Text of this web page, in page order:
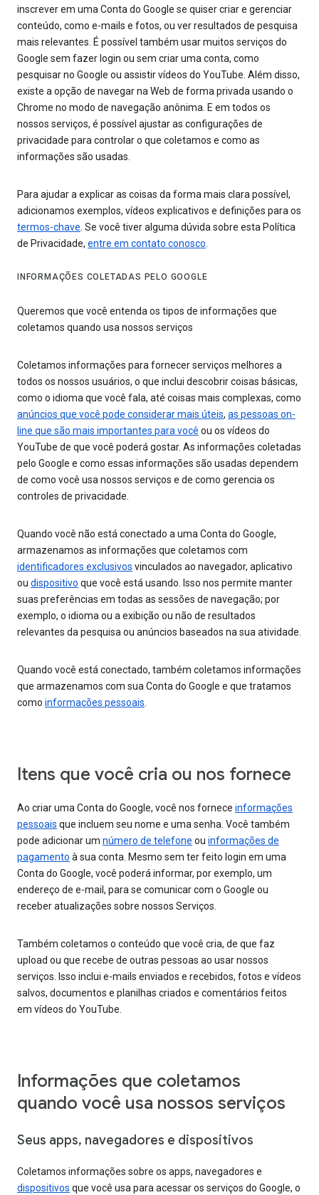
inscrever em uma Conta do Google se quiser criar e gerenciar
conteúdo, como e-mails e fotos, ou ver resultados de pesquisa
mais relevantes. É possível também usar muitos serviços do
Google sem fazer login ou sem criar uma conta, como
pesquisar no Google ou assistir vídeos do YouTube. Além disso,
existe a opção de navegar na Web de forma privada usando o
Chrome no modo de navegação anônima. E em todos os
nossos serviços, é possível ajustar as configurações de
privacidade para controlar o que coletamos e como as
informações são usadas.
Para ajudar a explicar as coisas da forma mais clara possível,
adicionamos exemplos, vídeos explicativos e definições para os
termos-chave. Se você tiver alguma dúvida sobre esta Política
de Privacidade, entre em contato conosco.
INFORMAÇÕES COLETADAS PELO GOOGLE
Queremos que você entenda os tipos de informações que
coletamos quando usa nossos serviços
Coletamos informações para fornecer serviços melhores a
todos os nossos usuários, o que inclui descobrir coisas básicas,
como o idioma que você fala, até coisas mais complexas, como
anúncios que você pode considerar mais úteis, as pessoas on-
line que são mais importantes para você ou os vídeos do
YouTube de que você poderá gostar. As informações coletadas
pelo Google e como essas informações são usadas dependem
de como você usa nossos serviços e de como gerencia os
controles de privacidade.
Quando você não está conectado a uma Conta do Google,
armazenamos as informações que coletamos com
identificadores exclusivos vinculados ao navegador, aplicativo
ou dispositivo que você está usando. Isso nos permite manter
suas preferências em todas as sessões de navegação; por
exemplo, o idioma ou a exibição ou não de resultados
relevantes da pesquisa ou anúncios baseados na sua atividade.
Quando você está conectado, também coletamos informações
que armazenamos com sua Conta do Google e que tratamos
como informações pessoais.
Itens que você cria ou nos fornece
Ao criar uma Conta do Google, você nos fornece informações
pessoais que incluem seu nome e uma senha. Você também
pode adicionar um número de telefone ou informações de
pagamento à sua conta. Mesmo sem ter feito login em uma
Conta do Google, você poderá informar, por exemplo, um
endereço de e-mail, para se comunicar com o Google ou
receber atualizações sobre nossos Serviços.
Também coletamos o conteúdo que você cria, de que faz
upload ou que recebe de outras pessoas ao usar nossos
serviços. Isso inclui e-mails enviados e recebidos, fotos e vídeos
salvos, documentos e planilhas criados e comentários feitos
em vídeos do YouTube.
Informações que coletamos
quando você usa nossos serviços
Seus apps, navegadores e dispositivos
Coletamos informações sobre os apps, navegadores e
dispositivos que você usa para acessar os serviços do Google, o